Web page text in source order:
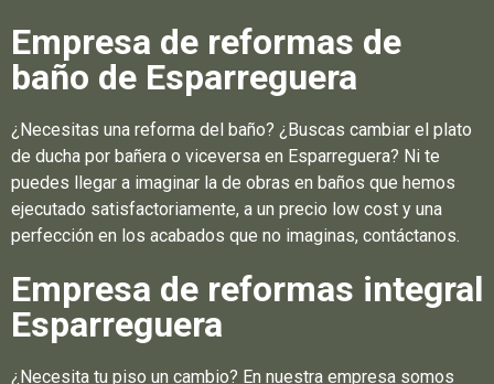
Empresa de reformas de
baño de Esparreguera
¿Necesitas una reforma del baño? ¿Buscas cambiar el plato
de ducha por bañera o viceversa en Esparreguera? Ni te
puedes llegar a imaginar la de obras en baños que hemos
ejecutado satisfactoriamente, a un precio low cost y una
perfección en los acabados que no imaginas, contáctanos.
Empresa de reformas integral
Esparreguera
¿Necesita tu piso un cambio? En nuestra empresa somos